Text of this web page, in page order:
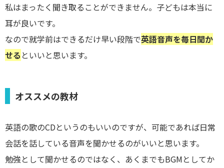
私はまったく聞き取ることができません。子どもは本当に
耳が良いです。
なので就学前はできるだけ早い段階で英語音声を毎日聞か
せる といいと思います。
オススメの教材
英語の歌のCDというのもいいのですが、可能であれば日常
会話を話している音声を聞かせるのがいいと思います。
勉強として聞かせるのではなく、あくまでもBGMとしてか